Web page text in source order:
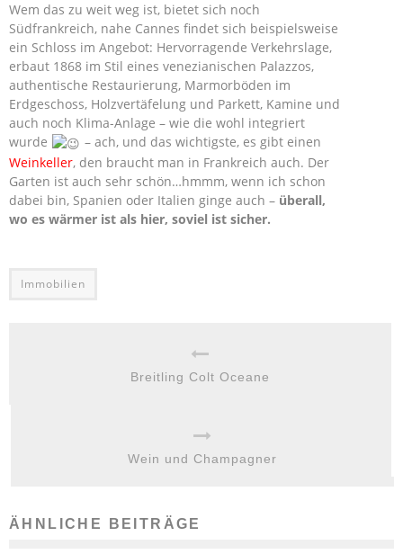
Wem das zu weit weg ist, bietet sich noch
Südfrankreich, nahe Cannes findet sich beispielsweise
ein Schloss im Angebot: Hervorragende Verkehrslage,
erbaut 1868 im Stil eines venezianischen Palazzos,
authentische Restaurierung, Marmorböden im
Erdgeschoss, Holzvertäfelung und Parkett, Kamine und
auch noch Klima-Anlage – wie die wohl integriert
wurde
– ach, und das wichtigste, es gibt einen
Weinkeller, den braucht man in Frankreich auch. Der
Garten ist auch sehr schön…hmmm, wenn ich schon
dabei bin, Spanien oder Italien ginge auch – überall,
wo es wärmer ist als hier, soviel ist sicher.
Immobilien
Breitling Colt Oceane
Wein und Champagner
ÄHNLICHE BEITRÄGE